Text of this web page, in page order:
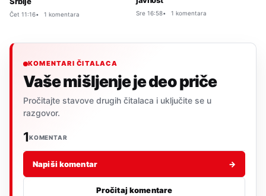
Čet 11:16 1 komentara Sre 16:58 1 komentara
KOMENTARI ČITALACA
Vaše mišljenje je deo priče
Pročitajte stavove drugih čitalaca i uključite se u
razgovor.
1KOMENTAR
Napiši komentar →
Pročitaj komentare